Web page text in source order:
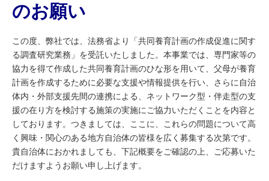
のお願い
この度、弊社では、法務省より「共同養育計画の作成促進に関す
る調査研究業務」を受託いたしました。本事業では、専門家等の
協力を得て作成した共同養育計画のひな形を用いて、父母が養育
計画を作成するために必要な支援や情報提供を行い、さらに自治
体内・外部支援先間の連携による、ネットワーク型・伴走型の支
援の在り方を検討する施策の実施にご協力いただくことを内容と
しております。つきましては、ここに、これらの問題について高
く興味・関心のある地方自治体の皆様を広く募集する次第です。
貴自治体におかれましても、下記概要をご確認の上、ご応募いた
だけますようお願い申し上げます。